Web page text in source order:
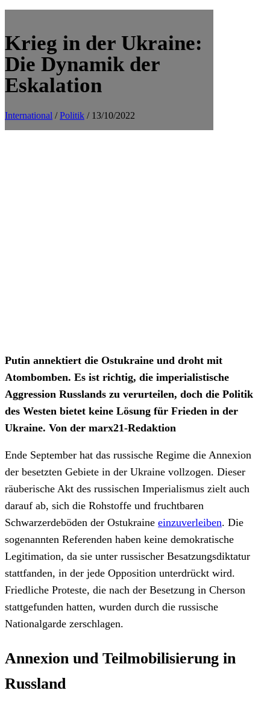
Krieg in der Ukraine:
Die Dynamik der
Eskalation
International /Politik / 13/10/2022
Putin annektiert die Ostukraine und droht mit
Atombomben. Es ist richtig, die imperialistische
Aggression Russlands zu verurteilen, doch die Politik
des Westen bietet keine Lösung für Frieden in der
Ukraine. Von der marx21-Redaktion
Ende September hat das russische Regime die Annexion
der besetzten Gebiete in der Ukraine vollzogen. Dieser
räuberische Akt des russischen Imperialismus zielt auch
darauf ab, sich die Rohstoffe und fruchtbaren
Schwarzerdeböden der Ostukraine einzuverleiben. Die
sogenannten Referenden haben keine demokratische
Legitimation, da sie unter russischer Besatzungsdiktatur
stattfanden, in der jede Opposition unterdrückt wird.
Friedliche Proteste, die nach der Besetzung in Cherson
stattgefunden hatten, wurden durch die russische
Nationalgarde zerschlagen.
Annexion und Teilmobilisierung in
Russland